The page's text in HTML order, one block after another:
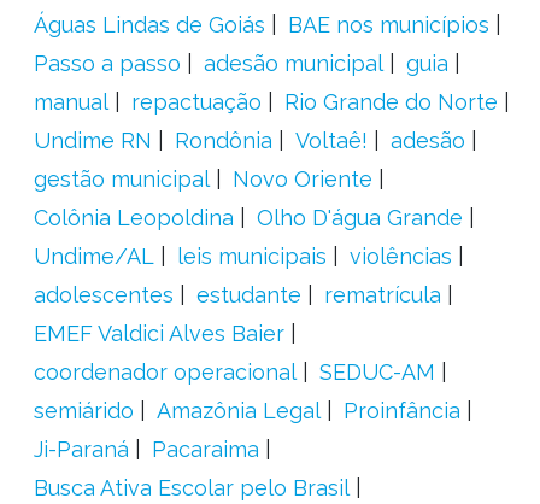
Águas Lindas de Goiás
BAE nos municípios
Passo a passo
adesão municipal
guia
manual
repactuação
Rio Grande do Norte
Undime RN
Rondônia Voltaê!
adesão
gestão municipal
Novo Oriente
Colônia Leopoldina
Olho D'água Grande
Undime/AL
leis municipais
violências
adolescentes
estudante
rematrícula
EMEF Valdici Alves Baier
coordenador operacional
SEDUC-AM
semiárido
Amazônia Legal
Proinfância
Ji-Paraná
Pacaraima
Busca Ativa Escolar pelo Brasil